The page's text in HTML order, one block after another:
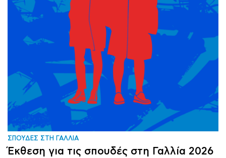
ΣΠΟΥΔΕΣ ΣΤΗ ΓΑΛΛΙΑ
Έκθεση για τις σπουδές στη Γαλλία 2026